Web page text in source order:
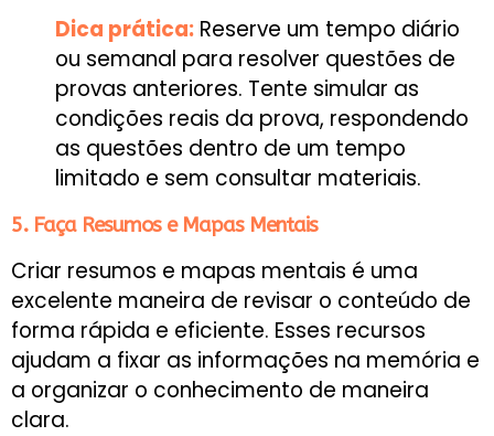
Dica prática: Reserve um tempo diário
ou semanal para resolver questões de
provas anteriores. Tente simular as
condições reais da prova, respondendo
as questões dentro de um tempo
limitado e sem consultar materiais.
5. Faça Resumos e Mapas Mentais
Criar resumos e mapas mentais é uma
excelente maneira de revisar o conteúdo de
forma rápida e eficiente. Esses recursos
ajudam a fixar as informações na memória e
a organizar o conhecimento de maneira
clara.